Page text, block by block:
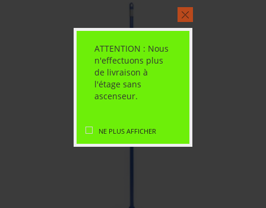
ATTENTION : Nous
n'effectuons plus
de livraison à
l'étage sans
ascenseur.
NE PLUS AFFICHER